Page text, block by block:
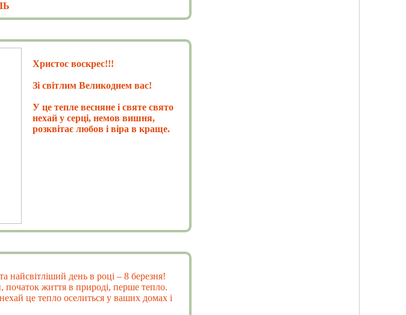
Христос воскрес!!!
Зі світлим Великоднем вас!
У це тепле весняне і святе свято
нехай у серці, немов вишня,
розквітає любов і віра в краще.
найсвітліший день в році – 8 березня!
початок життя в природі, перше тепло.
це тепло оселиться у ваших домах і